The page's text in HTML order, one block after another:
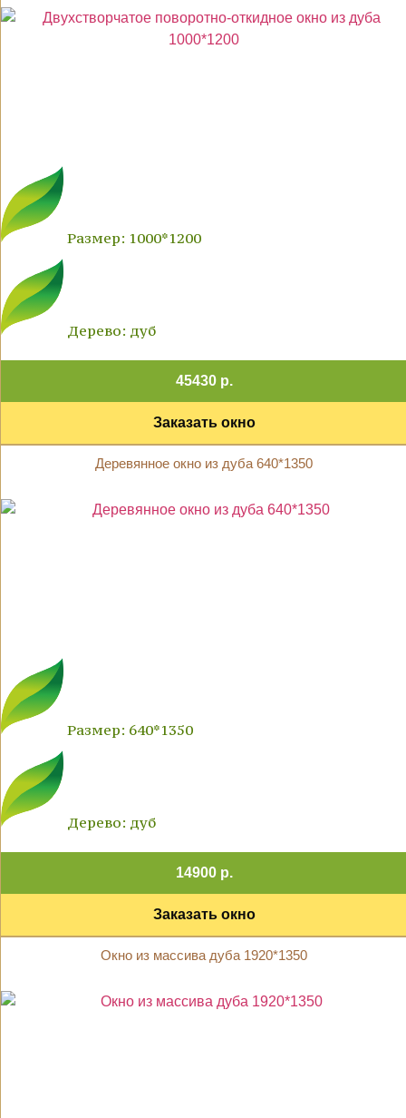
Размер: 1000*1200
Дерево: дуб
45430 р.
Заказать окно
Деревянное окно из дуба 640*1350
Размер: 640*1350
Дерево: дуб
14900 р.
Заказать окно
Окно из массива дуба 1920*1350